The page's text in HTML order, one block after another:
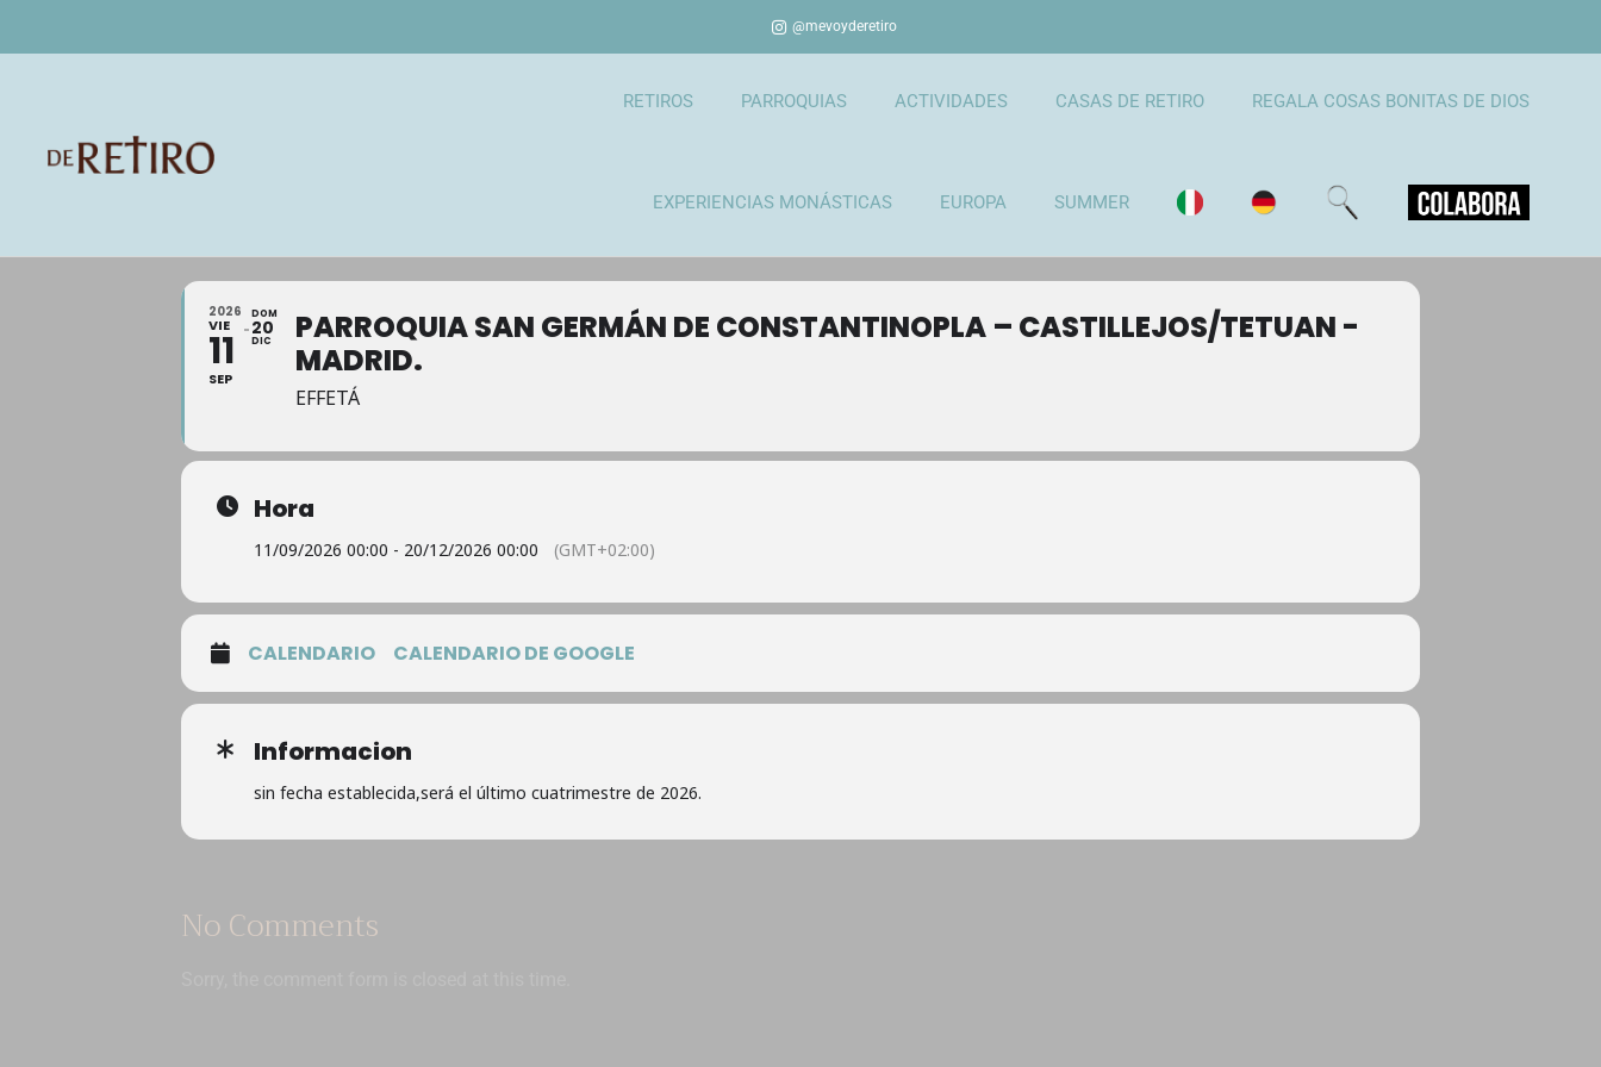
@mevoyderetiro
RETIROS PARROQUIAS ACTIVIDADES CASAS DE RETIRO REGALA COSAS BONITAS DE DIOS
EXPERIENCIAS MONÁSTICAS EUROPA SUMMER
2026
VIE
11
SEP
DOM
20
DIC
PARROQUIA SAN GERMÁN DE CONSTANTINOPLA – CASTILLEJOS/TETUAN -
MADRID.
EFFETÁ
Hora
11/09/2026 00:00 - 20/12/2026 00:00 (GMT+02:00)
CALENDARIO CALENDARIO DE GOOGLE
Informacion
sin fecha establecida,será el último cuatrimestre de 2026.
No Comments